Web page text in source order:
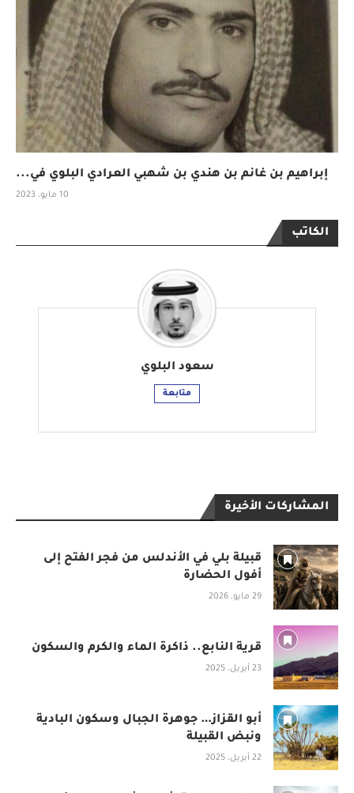
إبراهيم بن غانم بن هندي بن شهبي العرادي البلوي في...
10 مايو، 2023
الكاتب
سعود البلوي
متابعة
المشاركات الأخيرة
قبيلة بلي في الأندلس من فجر الفتح إلى
أفول الحضارة
29 مايو، 2026
قرية النابع.. ذاكرة الماء والكرم والسكون
23 أبريل، 2025
أبو القزاز… جوهرة الجبال وسكون البادية
ونبض القبيلة
22 أبريل، 2025